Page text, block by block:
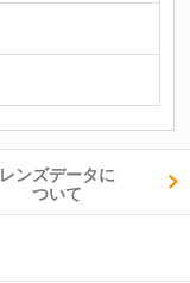
レンズデータに
ついて